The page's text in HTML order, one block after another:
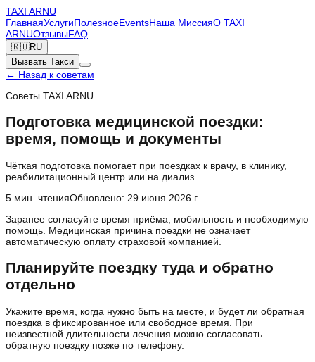
TAXI ARNU
ГлавнаяУслугиПолезноеEventsНаша МиссияО TAXI
ARNUОтзывыFAQ
🇷🇺RU
Вызвать Такси
← Назад к советам
Советы TAXI ARNU
Подготовка медицинской поездки:
время, помощь и документы
Чёткая подготовка помогает при поездках к врачу, в клинику,
реабилитационный центр или на диализ.
5 мин. чтенияОбновлено: 29 июня 2026 г.
Заранее согласуйте время приёма, мобильность и необходимую
помощь. Медицинская причина поездки не означает
автоматическую оплату страховой компанией.
Планируйте поездку туда и обратно
отдельно
Укажите время, когда нужно быть на месте, и будет ли обратная
поездка в фиксированное или свободное время. При
неизвестной длительности лечения можно согласовать
обратную поездку позже по телефону.